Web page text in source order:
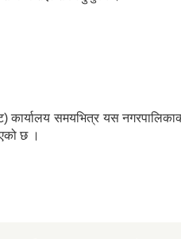
कार्यालय समयभित्र यस
छ ।